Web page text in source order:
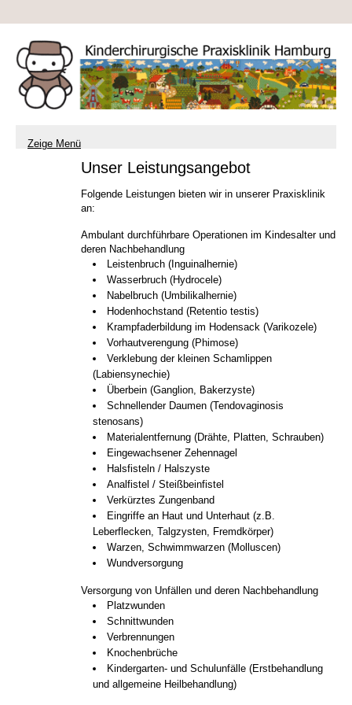
Zeige Menü
Unser Leistungsangebot
Folgende Leistungen bieten wir in unserer Praxisklinik
an:
Ambulant durchführbare Operationen im Kindesalter und
deren Nachbehandlung
Leistenbruch (Inguinalhernie)
Wasserbruch (Hydrocele)
Nabelbruch (Umbilikalhernie)
Hodenhochstand (Retentio testis)
Krampfaderbildung im Hodensack (Varikozele)
Vorhautverengung (Phimose)
Verklebung der kleinen Schamlippen
(Labiensynechie)
Überbein (Ganglion, Bakerzyste)
Schnellender Daumen (Tendovaginosis
stenosans)
Materialentfernung (Drähte, Platten, Schrauben)
Eingewachsener Zehennagel
Halsfisteln / Halszyste
Analfistel / Steißbeinfistel
Verkürztes Zungenband
Eingriffe an Haut und Unterhaut (z.B.
Leberflecken, Talgzysten, Fremdkörper)
Warzen, Schwimmwarzen (Molluscen)
Wundversorgung
Versorgung von Unfällen und deren Nachbehandlung
Platzwunden
Schnittwunden
Verbrennungen
Knochenbrüche
Kindergarten- und Schulunfälle (Erstbehandlung
und allgemeine Heilbehandlung)